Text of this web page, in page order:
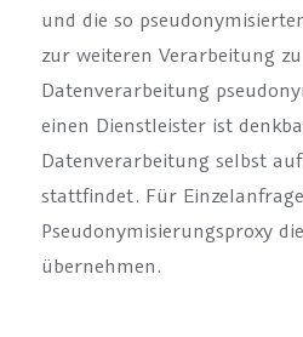
und die so
zur weiteren Verarbeitung
Datenverarbeitung
einen Dienstleister ist
Datenverarbeitung selbst
stattfindet. Für
Pseudonymisierungsproxy
übernehmen.